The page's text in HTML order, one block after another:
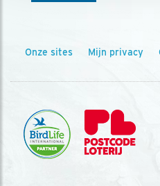
Onze sites Mijn privacy